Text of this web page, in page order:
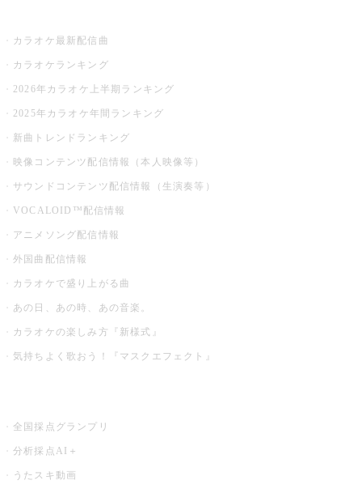
カラオケ最新配信曲
カラオケランキング
2026年カラオケ上半期ランキング
2025年カラオケ年間ランキング
新曲トレンドランキング
映像コンテンツ配信情報（本人映像等）
サウンドコンテンツ配信情報（生演奏等）
VOCALOID™配信情報
アニメソング配信情報
外国曲配信情報
カラオケで盛り上がる曲
あの日、あの時、あの音楽。
カラオケの楽しみ方『新様式』
気持ちよく歌おう！『マスクエフェクト』
全国採点グランプリ
分析採点AI＋
うたスキ動画